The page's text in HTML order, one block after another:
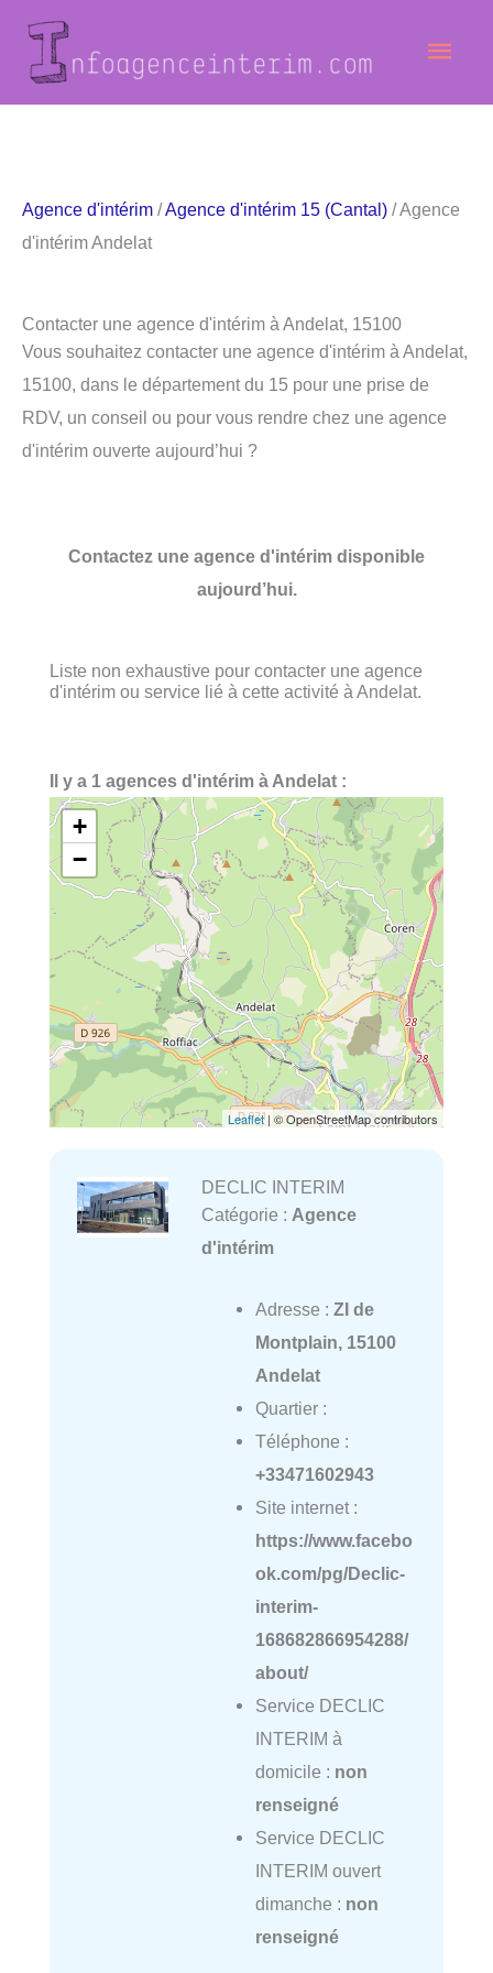
contenu
Agence d'intérim /Agence d'intérim 15 (Cantal) / Agence
d'intérim Andelat
Contacter une agence d'intérim à Andelat, 15100
Vous souhaitez contacter une agence d'intérim à Andelat,
15100, dans le département du 15 pour une prise de
RDV, un conseil ou pour vous rendre chez une agence
d'intérim ouverte aujourd’hui ?
Contactez une agence d'intérim disponible
aujourd’hui.
Liste non exhaustive pour contacter une agence
d'intérim ou service lié à cette activité à Andelat.
Il y a 1 agences d'intérim à Andelat :
+
−
Leaflet| © OpenStreetMap contributors
DECLIC INTERIM
Catégorie : Agence
d'intérim
Adresse : ZI de
Montplain, 15100
Andelat
Quartier :
Téléphone :
+33471602943
Site internet :
https://www.facebo
ok.com/pg/Declic-
interim-
168682866954288/
about/
Service DECLIC
INTERIM à
domicile : non
renseigné
Service DECLIC
INTERIM ouvert
dimanche : non
renseigné